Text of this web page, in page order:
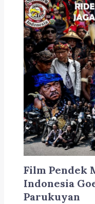
Film Pendek
Indonesia
Parukuyan